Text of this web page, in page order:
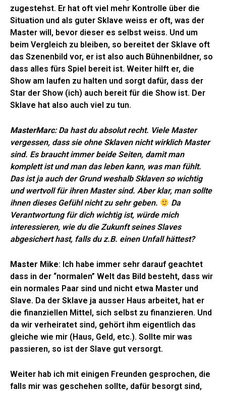
zugestehst. Er hat oft viel mehr Kontrolle über die
Situation und als guter Sklave weiss er oft, was der
Master will, bevor dieser es selbst weiss. Und um
beim Vergleich zu bleiben, so bereitet der Sklave oft
das Szenenbild vor, er ist also auch Bühnenbildner, so
dass alles fürs Spiel bereit ist. Weiter hilft er, die
Show am laufen zu halten und sorgt dafür, dass der
Star der Show (ich) auch bereit für die Show ist. Der
Sklave hat also auch viel zu tun.
MasterMarc: Da hast du absolut recht. Viele Master
vergessen, dass sie ohne Sklaven nicht wirklich Master
sind. Es braucht immer beide Seiten, damit man
komplett ist und man das leben kann, was man fühlt.
Das ist ja auch der Grund weshalb Sklaven so wichtig
und wertvoll für ihren Master sind. Aber klar, man sollte
ihnen dieses Gefühl nicht zu sehr geben.
Da
Verantwortung für dich wichtig ist, würde mich
interessieren, wie du die Zukunft seines Slaves
abgesichert hast, falls du z.B. einen Unfall hättest?
Master Mike: Ich habe immer sehr darauf geachtet
dass in der “normalen” Welt das Bild besteht, dass wir
ein normales Paar sind und nicht etwa Master und
Slave. Da der Sklave ja ausser Haus arbeitet, hat er
die finanziellen Mittel, sich selbst zu finanzieren. Und
da wir verheiratet sind, gehört ihm eigentlich das
gleiche wie mir (Haus, Geld, etc.). Sollte mir was
passieren, so ist der Slave gut versorgt.
Weiter hab ich mit einigen Freunden gesprochen, die
falls mir was geschehen sollte, dafür besorgt sind,